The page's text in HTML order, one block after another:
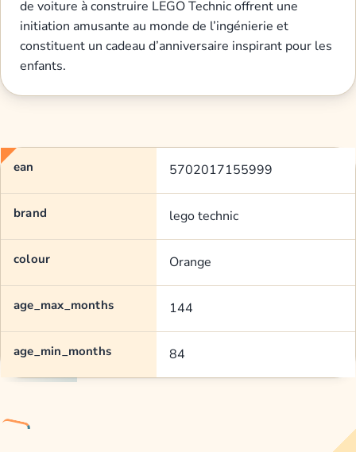
de voiture à construire LEGO Technic offrent une
initiation amusante au monde de l’ingénierie et
constituent un cadeau d’anniversaire inspirant pour les
enfants.
ean 5702017155999
brand lego technic
colour Orange
age_max_months 144
age_min_months 84